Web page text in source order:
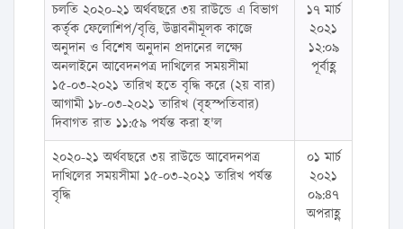
চলতি ২০২০-২১ অর্থবছরে ৩য় রাউন্ডে এ বিভাগ
কর্তৃক ফেলোশিপ/বৃত্তি, উদ্ভাবনীমূলক কাজে
অনুদান ও বিশেষ অনুদান প্রদানের লক্ষ্যে
অনলাইনে আবেদনপত্র দাখিলের সময়সীমা
১৫-০৩-২০২১ তারিখ হতে বৃদ্ধি করে (২য় বার)
আগামী ১৮-০৩-২০২১ তারিখ (বৃহস্পতিবার)
দিবাগত রাত ১১:৫৯ পর্যন্ত করা হ'ল
১৭ মার্চ
২০২১
১২:০৯
পূর্বাহ্ণ
২০২০-২১ অর্থবছরে ৩য় রাউন্ডে আবেদনপত্র
দাখিলের সময়সীমা ১৫-০৩-২০২১ তারিখ পর্যন্ত
বৃদ্ধি
০১ মার্চ
২০২১
০৯:৪৭
অপরাহ্ণ